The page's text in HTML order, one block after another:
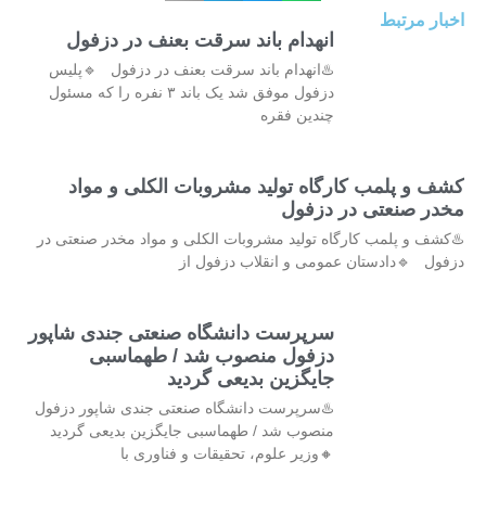
اخبار مرتبط
انهدام باند سرقت بعنف در دزفول
♨️انهدام باند سرقت بعنف در دزفول 🔹پلیس
دزفول موفق شد یک باند ۳ نفره را که مسئول
چندین فقره
کشف و پلمب کارگاه تولید مشروبات الکلی و مواد
مخدر صنعتی در دزفول
♨️کشف و پلمب کارگاه تولید مشروبات الکلی و مواد مخدر صنعتی در
دزفول 🔹دادستان عمومی و انقلاب دزفول از
سرپرست دانشگاه صنعتی جندی شاپور
دزفول منصوب شد / طهماسبی
جایگزین بدیعی گردید
♨️سرپرست دانشگاه صنعتی جندی شاپور دزفول
منصوب شد / طهماسبی جایگزین بدیعی گردید
🔸وزیر علوم، تحقیقات و فناوری با